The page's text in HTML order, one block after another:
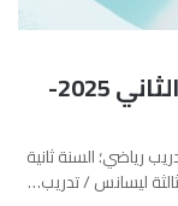
التوقيت الزمني للسداسي الثاني 2025-
رياضي؛ السنة ثانية
ليسانس / تدريب…